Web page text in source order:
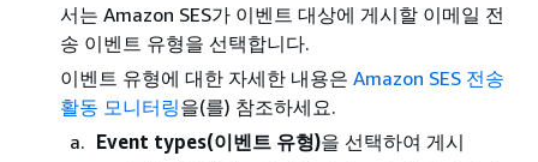
서는 Amazon SES가 이벤트 대상에 게시할 이메일 전
송 이벤트 유형을 선택합니다.
이벤트 유형에 대한 자세한 내용은 Amazon SES 전송
활동 모니터링을(를) 참조하세요.
Event types(이벤트 유형)을 선택하여 게시